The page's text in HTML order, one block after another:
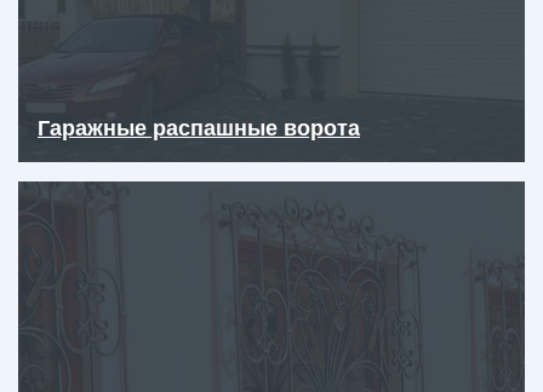
Гаражные распашные ворота